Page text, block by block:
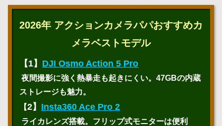
2026年 アクションカメラパパおすすめカ
メラベストモデル
【1】 DJI Osmo Action 5 Pro
夜間撮影に強く熱暴走も起きにくい。47GBの内蔵
ストレージも魅力。
【2】 Insta360 Ace Pro 2
ライカレンズ搭載。フリップ式モニターは便利